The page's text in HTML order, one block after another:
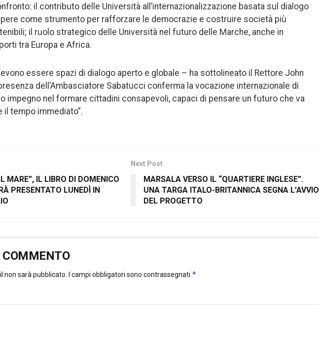
il contributo delle Università all’internazionalizzazione basata sul dialogo
come strumento per rafforzare le democrazie e costruire società più
il ruolo strategico delle Università nel futuro delle Marche, anche in
tra Europa e Africa.
essere spazi di dialogo aperto e globale – ha sottolineato il Rettore John
dell’Ambasciatore Sabatucci conferma la vocazione internazionale di
impegno nel formare cittadini consapevoli, capaci di pensare un futuro che va
il tempo immediato”.
MARE”, IL LIBRO DI DOMENICO
PRESENTATO LUNEDÌ IN
Next Post
MARSALA VERSO IL “QUARTIERE INGLESE”.
UNA TARGA ITALO-BRITANNICA SEGNA L’AVVIO
DEL PROGETTO
COMMENTO
non sarà pubblicato. I campi obbligatori sono contrassegnati *